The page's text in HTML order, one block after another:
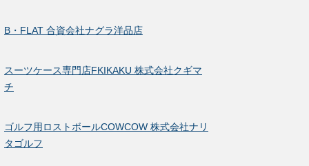
B・FLAT 合資会社ナグラ洋品店
スーツケース専門店FKIKAKU 株式会社クギマ
チ
ゴルフ用ロストボールCOWCOW 株式会社ナリ
タゴルフ